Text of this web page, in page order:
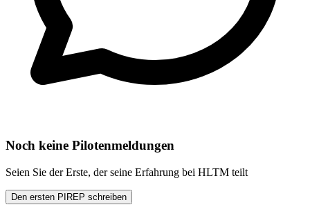
Noch keine Pilotenmeldungen
Seien Sie der Erste, der seine Erfahrung bei HLTM teilt
Den ersten PIREP schreiben